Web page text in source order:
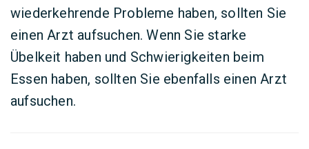
wiederkehrende Probleme haben, sollten Sie
einen Arzt aufsuchen. Wenn Sie starke
Übelkeit haben und Schwierigkeiten beim
Essen haben, sollten Sie ebenfalls einen Arzt
aufsuchen.